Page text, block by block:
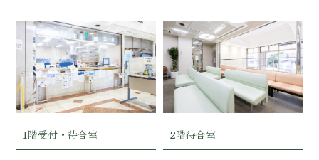
1階受付・待合室 2階待合室